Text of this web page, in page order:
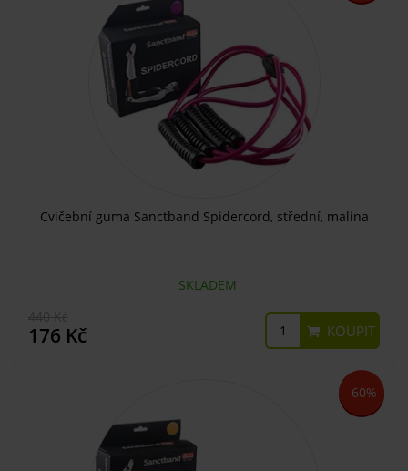
Cvičební guma Sanctband Spidercord, střední, malina
SKLADEM
176 Kč KOUPIT
-60%